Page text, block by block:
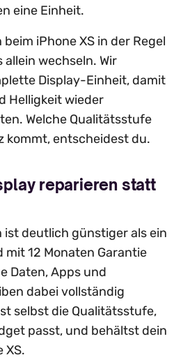
eine Einheit.
iPhone XS in der Regel
allein wechseln. Wir
Display-Einheit, damit
Helligkeit wieder
Welche Qualitätsstufe
kommt, entscheidest du.
reparieren statt
ist deutlich günstiger als ein
mit 12 Monaten Garantie
Daten, Apps und
dabei vollständig
selbst die Qualitätsstufe,
passt, und behältst dein
XS.